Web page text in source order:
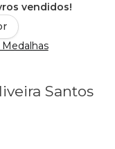
vendidos!
Santos